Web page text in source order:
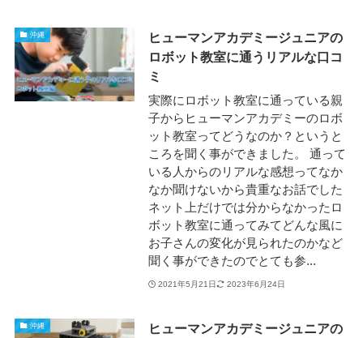
沖縄
ヒューマンアカデミージュニアの
ロボット教室に通うリアルな口コ
ミ
実際にロボット教室に通っている親
子からヒューマンアカデミーのロボ
ット教室ってどうなのか？というと
ころを聞く事ができました。 通って
いる人からのリアルな感想ってなか
なか聞けないから貴重なお話でした
ネット上だけでは分からなかったロ
ボット教室に通ってみてどんな風に
お子さんの変化が見られたのかなど
聞く事ができたのでとても参...
2021年5月21日 2023年6月24日
沖縄
ヒューマンアカデミージュニアの